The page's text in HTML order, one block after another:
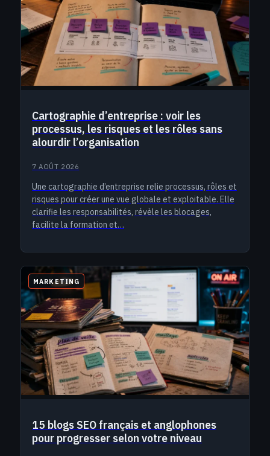
Cartographie d’entreprise : voir les
processus, les risques et les rôles sans
alourdir l’organisation
7 AOÛT 2026
Une cartographie d’entreprise relie processus, rôles et
risques pour créer une vue globale et exploitable. Elle
clarifie les responsabilités, révèle les blocages,
facilite la formation et…
MARKETING
15 blogs SEO français et anglophones
pour progresser selon votre niveau